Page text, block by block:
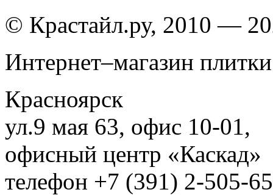
© Крастайл.ру, 2010 —
Интернет–магазин
Красноярск
ул.9 мая 63, офис 10-01,
офисный центр «Каскад»
телефон +7 (391) 2-505-